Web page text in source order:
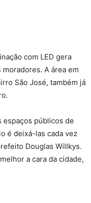
com LED gera
A área em
São José, também já
espaços públicos de
é deixá-las cada vez
Douglas Willkys.
a cara da cidade,